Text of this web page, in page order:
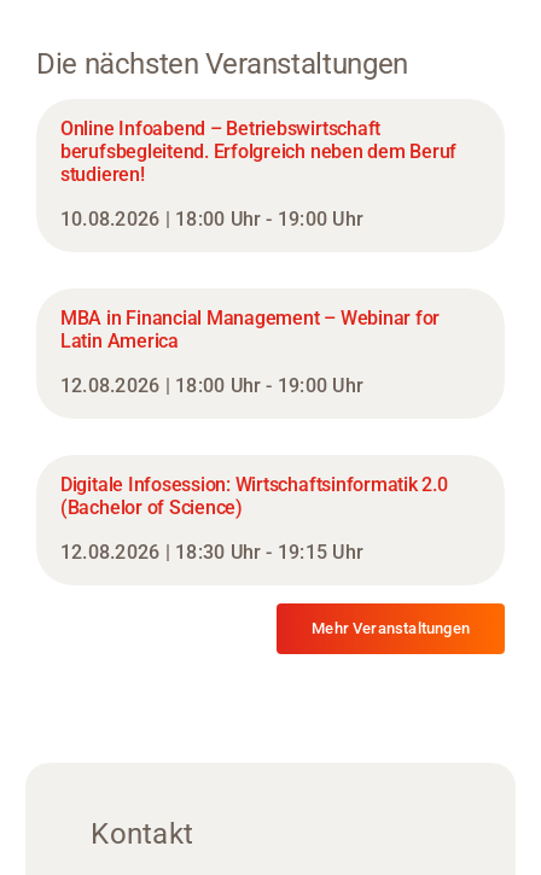
Die nächsten Veranstaltungen
Online Infoabend – Betriebswirtschaft
berufsbegleitend. Erfolgreich neben dem Beruf
studieren!
10.08.2026 | 18:00 Uhr - 19:00 Uhr
MBA in Financial Management – Webinar for
Latin America
12.08.2026 | 18:00 Uhr - 19:00 Uhr
Digitale Infosession: Wirtschaftsinformatik 2.0
(Bachelor of Science)
12.08.2026 | 18:30 Uhr - 19:15 Uhr
Mehr Veranstaltungen
Kontakt